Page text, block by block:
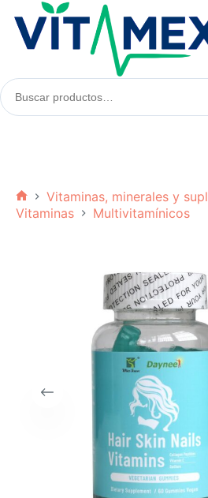
contenido
Buscar
productos:
Inicio
Vitaminas, minerales y
Vitaminas
Multivitamínicos